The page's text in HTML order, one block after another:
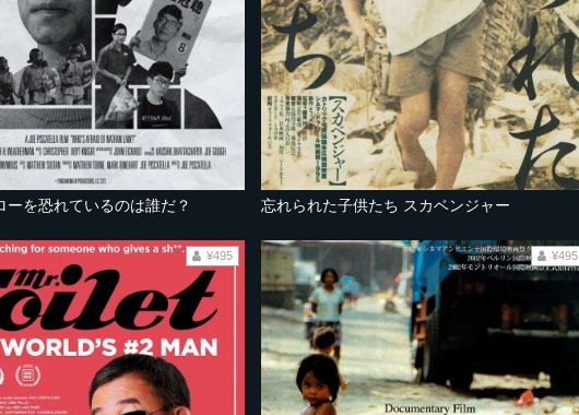
ーを恐れているのは誰だ？ 忘れられた子供たち スカベンジャー
¥495 ¥495